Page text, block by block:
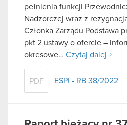
pełnienia funkcji
Nadzorczej wraz z
Członka Zarządu Podstawa
pkt 2 ustawy o ofercie –
okresowe… Czytaj dalej
PDF ESPI - RB 38/2022